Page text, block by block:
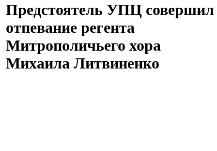
Предстоятель УПЦ совершил
отпевание регента
Митрополичьего хора
Михаила Литвиненко